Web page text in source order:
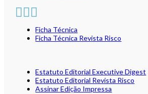
Ficha Técnica
Ficha Técnica Revista Risco
Estatuto Editorial Executive Digest
Estatuto Editorial Revista Risco
Assinar Edição Impressa